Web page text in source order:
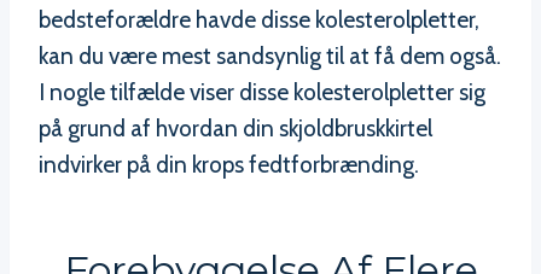
bedsteforældre havde disse kolesterolpletter,
kan du være mest sandsynlig til at få dem også.
I nogle tilfælde viser disse kolesterolpletter sig
på grund af hvordan din skjoldbruskkirtel
indvirker på din krops fedtforbrænding.